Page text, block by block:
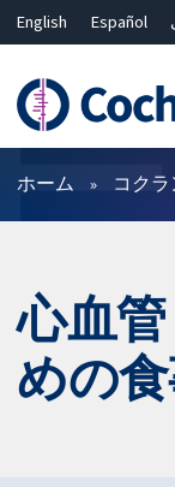
English Español
Deutsch
Bahasa
繁體中文
简体中文
フィルター
ホーム コク
心血
めの